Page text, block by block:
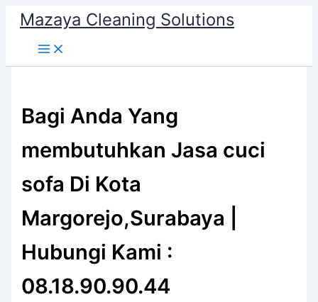
content
Mazaya Cleaning Solutions
Bagi Anda Yang
membutuhkan Jasa cuci
sofa Di Kota
Margorejo,Surabaya |
Hubungi Kami :
08.18.90.90.44